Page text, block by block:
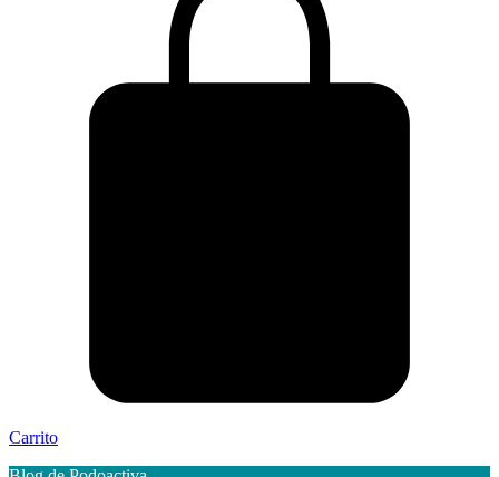
Carrito